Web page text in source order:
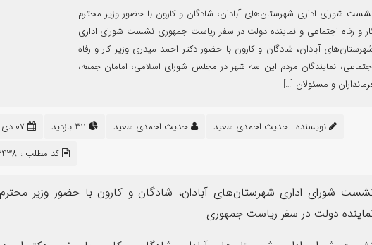
شورای اداری شهرستان‌های آبادان، شادگان و کارون با حضور وزیر محترم
و رفاه اجتماعی و نماینده دولت در سفر ریاست جمهوری نشست شورای اداری
شهرستان‌های آبادان، شادگان و کارون با حضور دکتر احمد میدری وزیر کار و رفاه
نمایندگان مردم این سه شهر در مجلس شورای اسلامی، امامان جمعه،
و مسئولان […]
حدیث احمدی سعید نویسنده : حدیث احمدی سعید
کد مطلب : 3438
شورای اداری شهرستان‌های آبادان، شادگان و کارون با حضور وزیر
دولت در سفر ریاست جمهوری
مرداد مرداد